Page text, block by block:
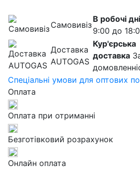
Самовивіз
В робочі дні
9:00 до
Доставка
AUTOGAS
Кур'єрська
доставка
Спеціальні умови для оптових
Оплата
Оплата при отриманні
Безготівковий розрахунок
Онлайн оплата